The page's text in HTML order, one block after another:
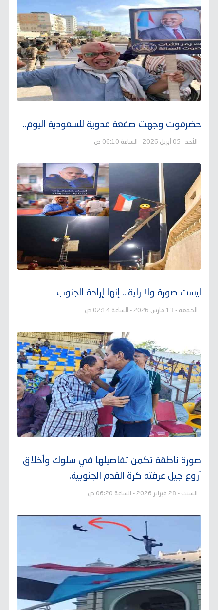
حضرموت وجهت صفعة مدوية للسعودية اليوم..
الأحد - 05 أبريل 2026 - الساعة 06:10 ص
ليست صورة ولا راية… إنها إرادة الجنوب
الجمعة - 13 مارس 2026 - الساعة 02:14 ص
صورة ناطقة تكمن تفاصيلها في سلوك وأخلاق
أروع جيل عرفته كرة القدم الجنوبية.
السبت - 28 فبراير 2026 - الساعة 06:20 ص